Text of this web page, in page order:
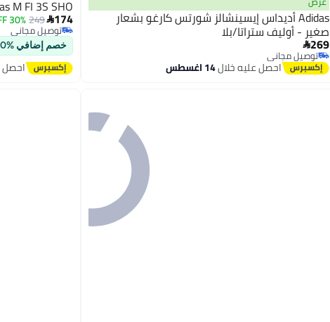
Adidas أديداس إيسينشالز شورتس كارغو بشعار
صغير - أوليف ستراتا/بلا
269
توصيل مجاني
توصيل مجانياحصل عليه خلال14 اغسطس
M FI 3S SHO
174
249
30% OFF
توصيل مجاني
توصيل مجاني
خصم إضافي %20
احصل